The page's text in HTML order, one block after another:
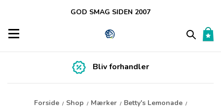
GOD SMAG SIDEN 2007
Toggle navigation
Bliv forhandler
Forside / Shop / Mærker / Betty's Lemonade /